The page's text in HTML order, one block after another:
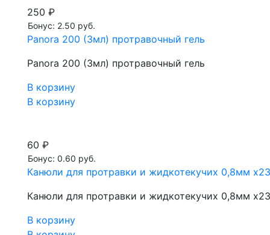
250 ₽
Бонус: 2.50 руб.
Panora 200 (3мл) протравочный гель
Panora 200 (3мл) протравочный гель
В корзину
В корзину
60 ₽
Бонус: 0.60 руб.
Канюли для протравки и жидкотекучих 0,8мм
Канюли для протравки и жидкотекучих 0,8мм
В корзину